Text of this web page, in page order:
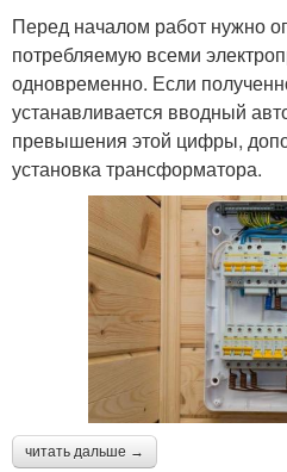
Перед началом работ нужно
потребляемую всеми
одновременно. Если
устанавливается вводный
превышения этой цифры,
установка трансформатора.
читать дальше →